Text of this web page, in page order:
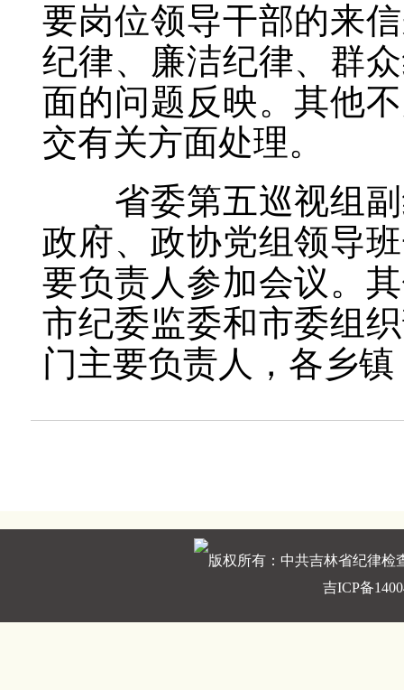
要岗位领导干部的来
纪律、廉洁纪律、群
面的问题反映。其他
交有关方面处理。
省委第五巡视组副
政府、政协党组领导
要负责人参加会议。
市纪委监委和市委组
门主要负责人，各乡
版权所有：中共吉林省纪律检
吉ICP备